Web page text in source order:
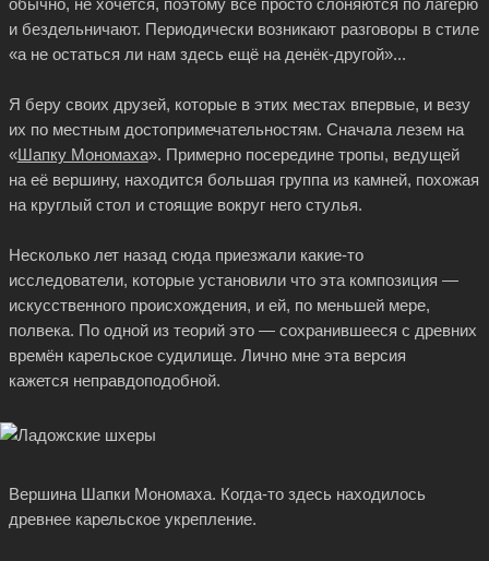
и бездельничают. Периодически возникают разговоры в стиле
«а не остаться ли нам здесь ещё на денёк-другой»...
Я беру своих друзей, которые в этих местах впервые, и везу
их по местным достопримечательностям. Сначала лезем на
«Шапку Мономаха». Примерно посередине тропы, ведущей
на её вершину, находится большая группа из камней, похожая
на круглый стол и стоящие вокруг него стулья.
Несколько лет назад сюда приезжали какие-то
исследователи, которые установили что эта композиция —
искусственного происхождения, и ей, по меньшей мере,
полвека. По одной из теорий это — сохранившееся с древних
времён карельское судилище. Лично мне эта версия
кажется неправдоподобной.
Вершина Шапки Мономаха. Когда-тоздесь находилось
древнее карельское укрепление.